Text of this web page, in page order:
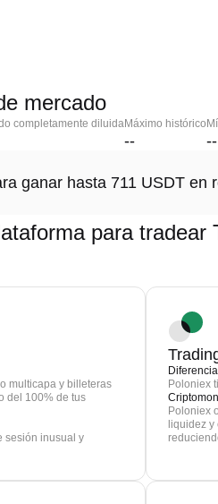
mercado
completamente diluidaMáximo histórico
-- --
ganar hasta 711 USDT en
para tradear
multicapa y billeteras
del 100% de tus
sesión inusual y
Poloniex
Poloniex
liquidez